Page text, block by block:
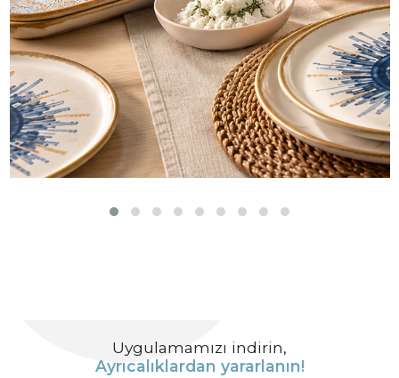
Uygulamamızı indirin,
Ayrıcalıklardan yararlanın!